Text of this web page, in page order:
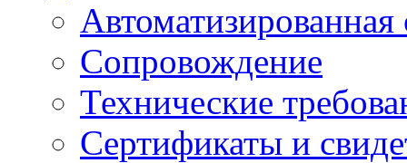
Сопровождение
Технические
Сертификаты и